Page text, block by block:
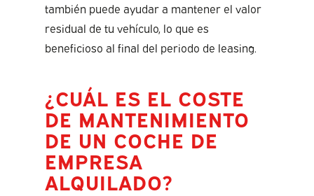
también puede ayudar a mantener el valor
residual de tu vehículo, lo que es
beneficioso al final del periodo de leasing.
¿CUÁL ES EL COSTE
DE MANTENIMIENTO
DE UN COCHE DE
EMPRESA
ALQUILADO?